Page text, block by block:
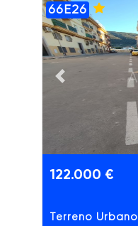
Previous
66E26
122.000 €
Terreno